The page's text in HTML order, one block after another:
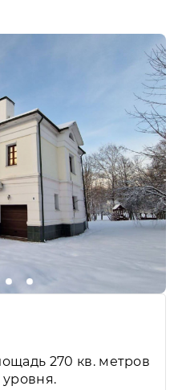
270 кв. метров